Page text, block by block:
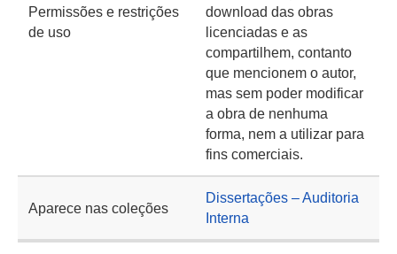
Permissões e restrições
de uso
download das obras
licenciadas e as
compartilhem, contanto
que mencionem o autor,
mas sem poder modificar
a obra de nenhuma
forma, nem a utilizar para
fins comerciais.
Aparece nas coleções
Dissertações – Auditoria
Interna